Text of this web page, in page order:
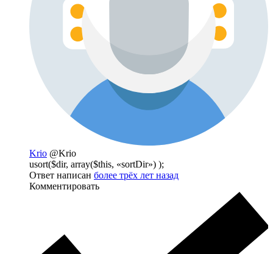
Krio @Krio
usort($dir, array($this, «sortDir») );
Ответ написан более трёх лет назад
Комментировать